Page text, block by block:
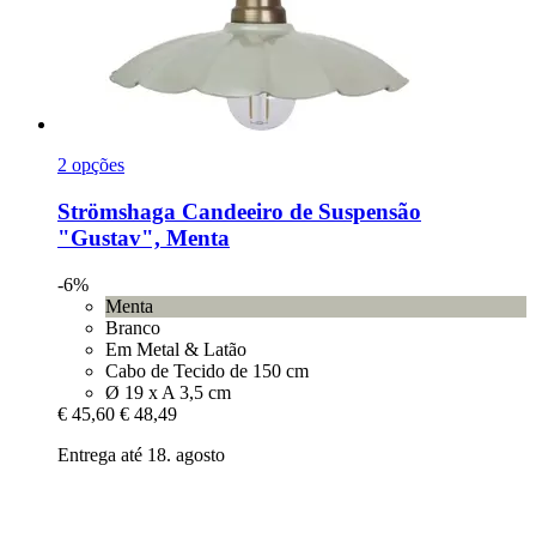
2 opções
Strömshaga Candeeiro de Suspensão
"Gustav", Menta
-6%
Menta
Branco
Em Metal & Latão
Cabo de Tecido de 150 cm
Ø 19 x A 3,5 cm
€ 45,60 € 48,49
Entrega até 18. agosto